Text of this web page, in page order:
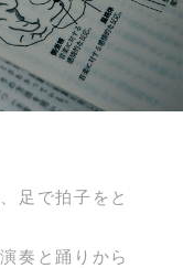
足で拍子をと
奏と踊りから